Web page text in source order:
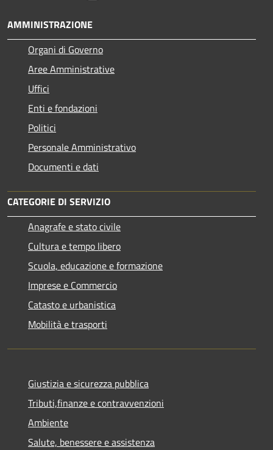
AMMINISTRAZIONE
Organi di Governo
Aree Amministrative
Uffici
Enti e fondazioni
Politici
Personale Amministrativo
Documenti e dati
CATEGORIE DI SERVIZIO
Anagrafe e stato civile
Cultura e tempo libero
Scuola, educazione e formazione
Imprese e Commercio
Catasto e urbanistica
Mobilità e trasporti
Giustizia e sicurezza pubblica
Tributi,finanze e contravvenzioni
Ambiente
Salute, benessere e assistenza